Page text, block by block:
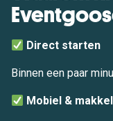
Direct starten
Binnen een paar
Mobiel &